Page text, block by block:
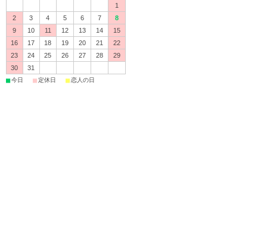
1
2
3 4 5 6 7
8
9
10 11 12 13 14
15
16
17 18 19 20 21
22
23
24 25 26 27 28
29
30
31
■今日 ■定休日 ■恋人の日